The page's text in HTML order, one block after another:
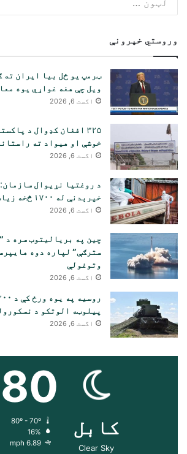
وروستي خپرونې
ټرمپ یو ځل بیا ایران ته
ویل چې هغه غواړي یوه
اگست 6, 2026
۳۲۵ افغان کډوال د
خوشې او هیواد ته
اگست 6, 2026
د روغتیا نړیوال سازمان:
خپرېدنې له ۱۷۰۰ څخه زیات کسان وژلي دي
اگست 6, 2026
چین په بریالیتوب سره د
سترګې” لپاره دوه
وتوغولې
اگست 6, 2026
پیلوټه الوتکو د
اگست 6, 2026
کابل
Clear Sky
80
16%
6.89 mph